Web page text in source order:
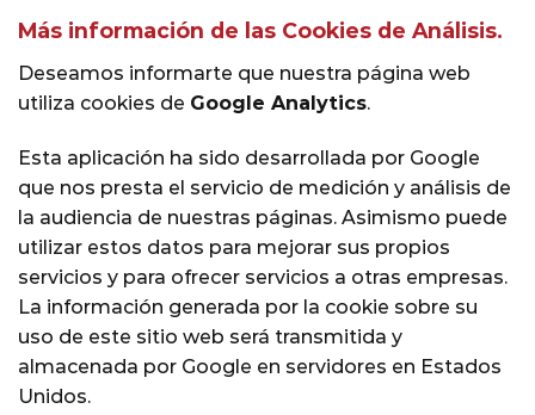
Más información de las Cookies de Análisis.
Deseamos informarte que nuestra página web
utiliza cookies de Google Analytics.
Esta aplicación ha sido desarrollada por Google
que nos presta el servicio de medición y análisis de
la audiencia de nuestras páginas. Asimismo puede
utilizar estos datos para mejorar sus propios
servicios y para ofrecer servicios a otras empresas.
La información generada por la cookie sobre su
uso de este sitio web será transmitida y
almacenada por Google en servidores en Estados
Unidos.